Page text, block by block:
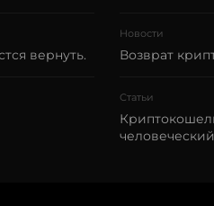
вернуть.
Новости
Возврат
Статьи